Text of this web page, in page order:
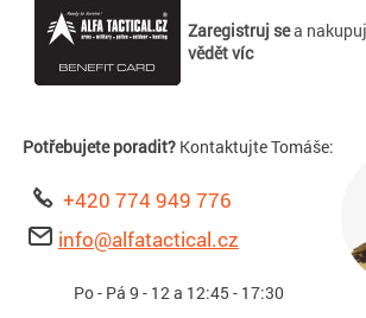
Zaregistruj sea
vědět víc
Potřebujete poradit? Kontaktujte Tomáše:
+420 774 949 776
info@alfatactical.cz
Po - Pá 9 - 12 a 12:45 - 17:30